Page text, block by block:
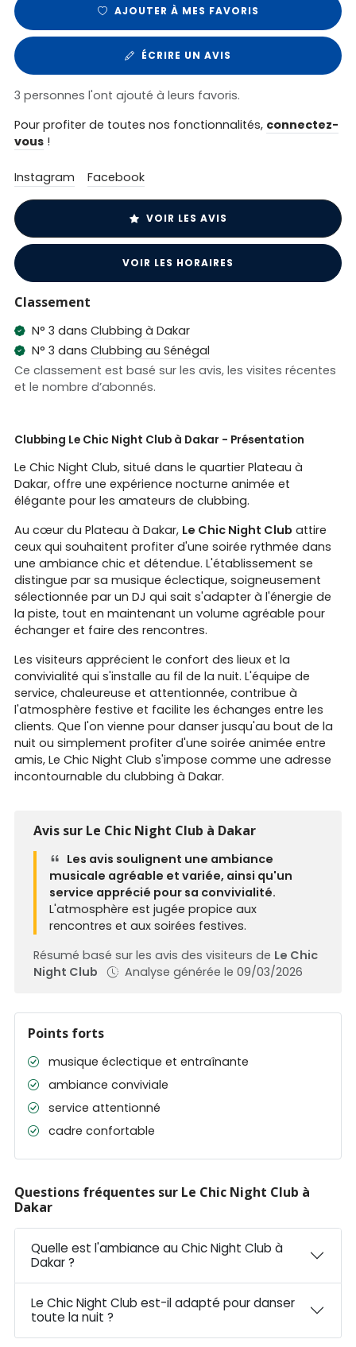
AJOUTER À MES FAVORIS
ÉCRIRE UN AVIS
3 personnes l'ont ajouté à leurs favoris.
Pour profiter de toutes nos fonctionnalités, connectez-
vous !
Instagram Facebook
VOIR LES AVIS
VOIR LES HORAIRES
Classement
N° 3 dansClubbing à Dakar
N° 3 dansClubbing au Sénégal
Ce classement est basé sur les avis, les visites récentes
et le nombre d’abonnés.
Clubbing Le Chic Night Club à Dakar - Présentation
Le Chic Night Club, situé dans le quartier Plateau à
Dakar, offre une expérience nocturne animée et
élégante pour les amateurs de clubbing.
Au cœur du Plateau à Dakar, Le Chic Night Club attire
ceux qui souhaitent profiter d'une soirée rythmée dans
une ambiance chic et détendue. L'établissement se
distingue par sa musique éclectique, soigneusement
sélectionnée par un DJ qui sait s'adapter à l'énergie de
la piste, tout en maintenant un volume agréable pour
échanger et faire des rencontres.
Les visiteurs apprécient le confort des lieux et la
convivialité qui s'installe au fil de la nuit. L'équipe de
service, chaleureuse et attentionnée, contribue à
l'atmosphère festive et facilite les échanges entre les
clients. Que l'on vienne pour danser jusqu'au bout de la
nuit ou simplement profiter d'une soirée animée entre
amis, Le Chic Night Club s'impose comme une adresse
incontournable du clubbing à Dakar.
Avis sur Le Chic Night Club à Dakar
Les avis soulignent une ambiance
musicale agréable et variée, ainsi qu'un
service apprécié pour sa convivialité.
L'atmosphère est jugée propice aux
rencontres et aux soirées festives.
Résumé basé sur les avis des visiteurs de Le Chic
Night Club
Analyse générée le 09/03/2026
Points forts
musique éclectique et entraînante
ambiance conviviale
service attentionné
cadre confortable
Questions fréquentes sur Le Chic Night Club à
Dakar
Quelle est l'ambiance au Chic Night Club à
Dakar ?
Le Chic Night Club est-il adapté pour danser
toute la nuit ?